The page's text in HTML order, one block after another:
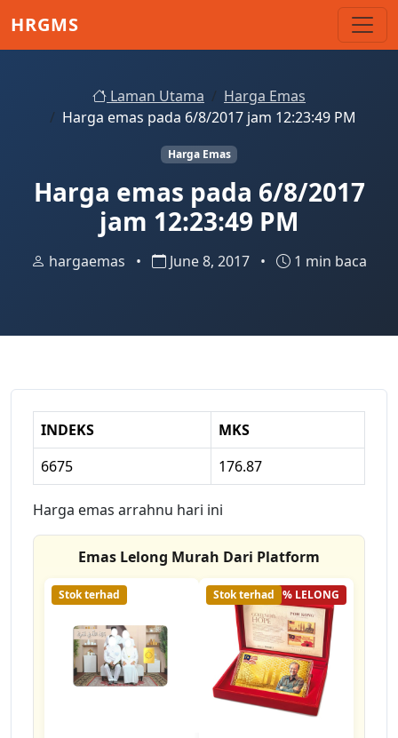
HRGMS
Laman Utama
Harga Emas
Harga emas pada 6/8/2017 jam 12:23:49 PM
Harga Emas
Harga emas pada 6/8/2017
jam 12:23:49 PM
hargaemas • June 8, 2017 • 1 min baca
INDEKS
MKS
6675
176.87
Harga emas arrahnu hari ini
Emas Lelong Murah Dari Platform
Stok terhad 21% LELONG
Stok terhad